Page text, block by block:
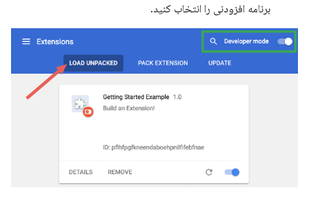
برنامه افزودنی را انتخاب کنید.